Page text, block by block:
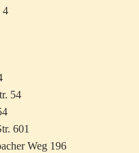
4
54
601
Weg 196